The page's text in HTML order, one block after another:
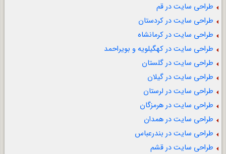
طراحی سایت در قم
طراحی سایت در کردستان
طراحی سایت در کرمانشاه
طراحی سایت در کهگیلویه و بویراحمد
طراحی سایت در گلستان
طراحی سایت در گیلان
طراحی سایت در لرستان
طراحی سایت در هرمزگان
طراحی سایت در همدان
طراحی سایت در بندرعباس
طراحی سایت در قشم